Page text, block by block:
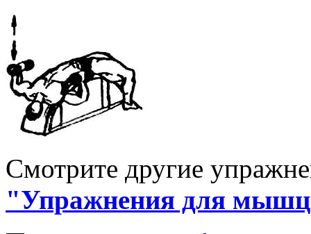
Смотрите другие
"Упражнения для